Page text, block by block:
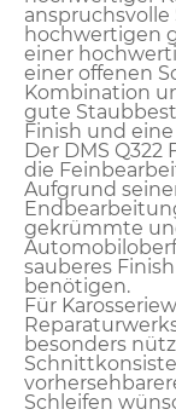
hochwertigen
einer
einer offenen
Kombination
gute
Finish und
Der DMS
die
Aufgrund
gekrümmte
sauberes
benötigen.
Für
besonders
Schleifen